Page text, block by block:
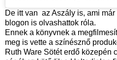
De itt van az Aszály is, ami
blogon is olvashattok róla.
Ennek a könyvnek a
meg is vette a színésznő
Ruth Ware Sötét erdő közepén